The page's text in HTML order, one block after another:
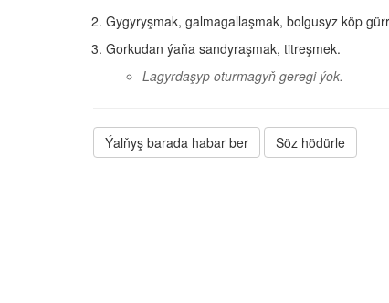
Gygyryşmak, galmagallaşmak, bolgusyz köp
Gorkudan ýaňa sandyraşmak, titreşmek.
Lagyrdaşyp oturmagyň geregi ýok.
Ýalňyş barada habar ber Söz hödürle